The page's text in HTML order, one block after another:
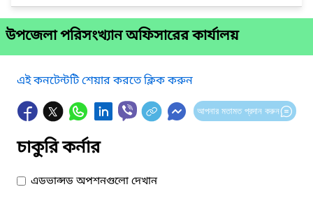
উপজেলা পরিসংখ্যান অফিসারের কার্যালয়
এই কনটেন্টটি শেয়ার করতে ক্লিক করুন
আপনার মতামত প্রদান করুন
চাকুরি কর্নার
এডভান্সড অপশনগুলো দেখান